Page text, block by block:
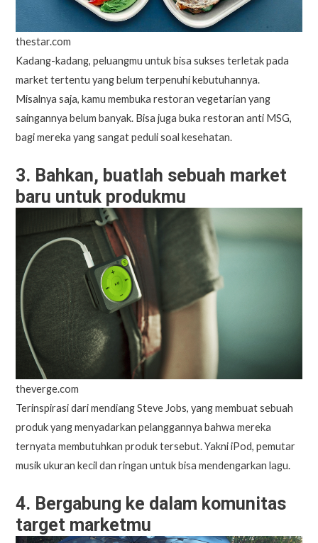
thestar.com
Kadang-kadang, peluangmu untuk bisa sukses terletak pada
market tertentu yang belum terpenuhi kebutuhannya.
Misalnya saja, kamu membuka restoran vegetarian yang
saingannya belum banyak. Bisa juga buka restoran anti MSG,
bagi mereka yang sangat peduli soal kesehatan.
3. Bahkan, buatlah sebuah market
baru untuk produkmu
theverge.com
Terinspirasi dari mendiang Steve Jobs, yang membuat sebuah
produk yang menyadarkan pelanggannya bahwa mereka
ternyata membutuhkan produk tersebut. Yakni iPod, pemutar
musik ukuran kecil dan ringan untuk bisa mendengarkan lagu.
4. Bergabung ke dalam komunitas
target marketmu